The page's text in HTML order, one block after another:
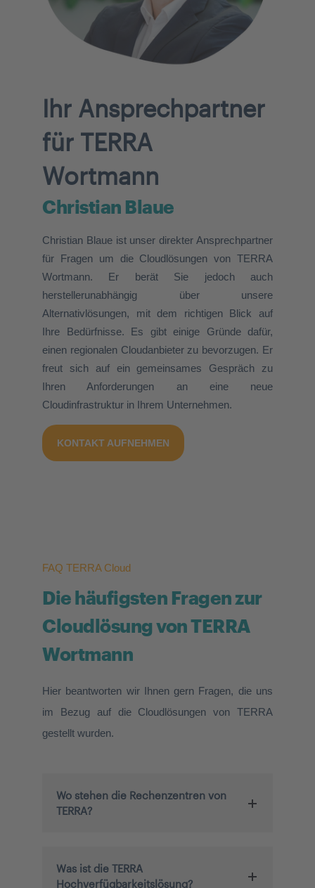
Ihr Ansprechpartner
für TERRA
Wortmann
Christian Blaue
Christian Blaue ist unser direkter Ansprechpartner
für Fragen um die Cloudlösungen von TERRA
Wortmann. Er berät Sie jedoch auch
herstellerunabhängig über unsere
Alternativlösungen, mit dem richtigen Blick auf
Ihre Bedürfnisse. Es gibt einige Gründe dafür,
einen regionalen Cloudanbieter zu bevorzugen. Er
freut sich auf ein gemeinsames Gespräch zu
Ihren Anforderungen an eine neue
Cloudinfrastruktur in Ihrem Unternehmen.
KONTAKT AUFNEHMEN
FAQ TERRA Cloud
Die häufigsten Fragen zur
Cloudlösung von TERRA
Wortmann
Hier beantworten wir Ihnen gern Fragen, die uns
im Bezug auf die Cloudlösungen von TERRA
gestellt wurden.
Wo stehen die Rechenzentren von
TERRA?
Was ist die TERRA
Hochverfügbarkeitslösung?